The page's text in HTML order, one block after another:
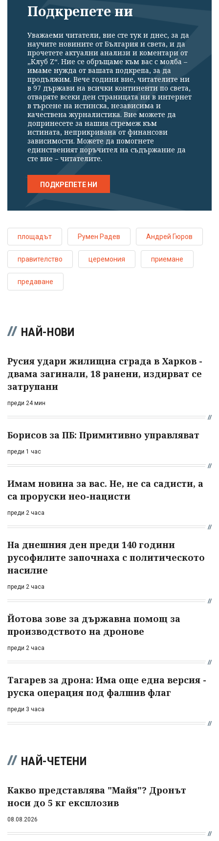
Подкрепете ни
Уважаеми читатели, вие сте тук и днес, за да
научите новините от България и света, и да
прочетете актуални анализи и коментари от
„Клуб Z“. Ние се обръщаме към вас с молба –
имаме нужда от вашата подкрепа, за да
продължим. Вече години вие, читателите ни
в 97 държави на всички континенти по света,
отваряте всеки ден страницата ни в интернет
в търсене на истинска, независима и
качествена журналистика. Вие можете да
допринесете за нашия стремеж към
истината, неприкривана от финансови
зависимости. Можете да помогнете
единственият поръчител на съдържание да
сте вие – читателите.
ПОДКРЕПЕТЕ НИ
площадът Румен Радев Андрей Гюров
правителство церемония приемане
предаване
НАЙ-НОВИ
Русия удари жилищна сграда в Харков -
двама загинали, 18 ранени, издирват се
затрупани
преди 24 мин
Борисов за ПБ: Примитивно управляват
преди 1 час
Имам новина за вас. Не, не са садисти, а
са проруски нео-нацисти
преди 2 часа
На днешния ден преди 140 години
русофилите започнаха с политическото
насилие
преди 2 часа
Йотова зове за държавна помощ за
производството на дронове
преди 2 часа
Тагарев за дрона: Има още една версия -
руска операция под фалшив флаг
преди 3 часа
НАЙ-ЧЕТЕНИ
Какво представлява "Майя"? Дронът
носи до 5 кг експлозив
08.08.2026